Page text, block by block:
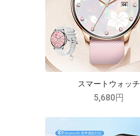
スマートウォッチ
5,680円